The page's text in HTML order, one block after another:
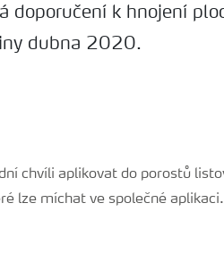
doporučení k hnojení
dubna 2020.
chvíli aplikovat do porostů
lze míchat ve společné aplikaci.